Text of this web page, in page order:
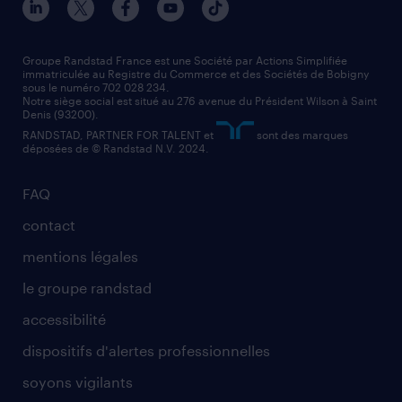
assistant administratif
comptable
faq intérim / recrutement
nos agences par région
nos cabinets de recrutement
FAQ
contact
mentions légales
le groupe randstad
accessibilité
dispositifs d'alertes professionnelles
soyons vigilants
Groupe Randstad France est une Société par Actions Simplifiée
immatriculée au Registre du Commerce et des Sociétés de Bobigny
sous le numéro 702 028 234.
Notre siège social est situé au 276 avenue du Président Wilson à Saint
Denis (93200).
RANDSTAD, PARTNER FOR TALENT et
sont des marques
déposées de © Randstad N.V. 2024.